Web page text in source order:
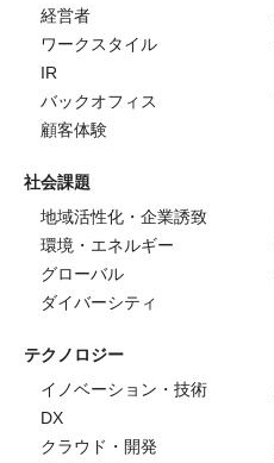
経営者
ワークスタイル
IR
バックオフィス
顧客体験
社会課題
地域活性化・企業誘致
環境・エネルギー
グローバル
ダイバーシティ
テクノロジー
イノベーション・技術
DX
クラウド・開発